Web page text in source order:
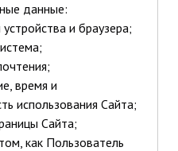
данные:
устройства и браузера;
время и
использования Сайта;
Сайта;
как Пользователь